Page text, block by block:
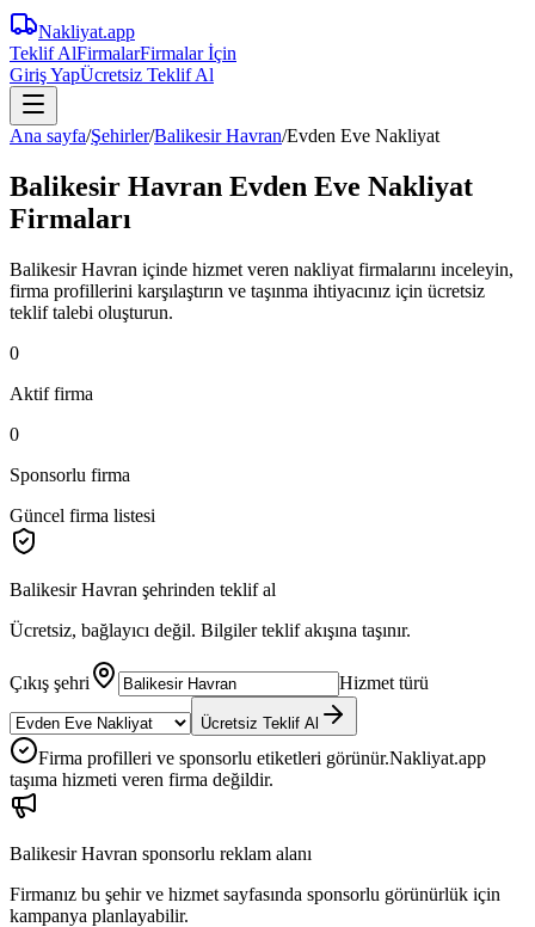
Nakliyat.app
Teklif AlFirmalarFirmalar İçin
Giriş YapÜcretsiz Teklif Al
Ana sayfa/Şehirler/Balikesir Havran/Evden Eve Nakliyat
Balikesir Havran Evden Eve Nakliyat
Firmaları
Balikesir Havran içinde hizmet veren nakliyat firmalarını inceleyin,
firma profillerini karşılaştırın ve taşınma ihtiyacınız için ücretsiz
teklif talebi oluşturun.
0
Aktif firma
0
Sponsorlu firma
Güncel firma listesi
Balikesir Havran şehrinden teklif al
Ücretsiz, bağlayıcı değil. Bilgiler teklif akışına taşınır.
Çıkış şehri Hizmet türü
Ücretsiz Teklif Al
Firma profilleri ve sponsorlu etiketleri görünür.Nakliyat.app
taşıma hizmeti veren firma değildir.
Balikesir Havran sponsorlu reklam alanı
Firmanız bu şehir ve hizmet sayfasında sponsorlu görünürlük için
kampanya planlayabilir.